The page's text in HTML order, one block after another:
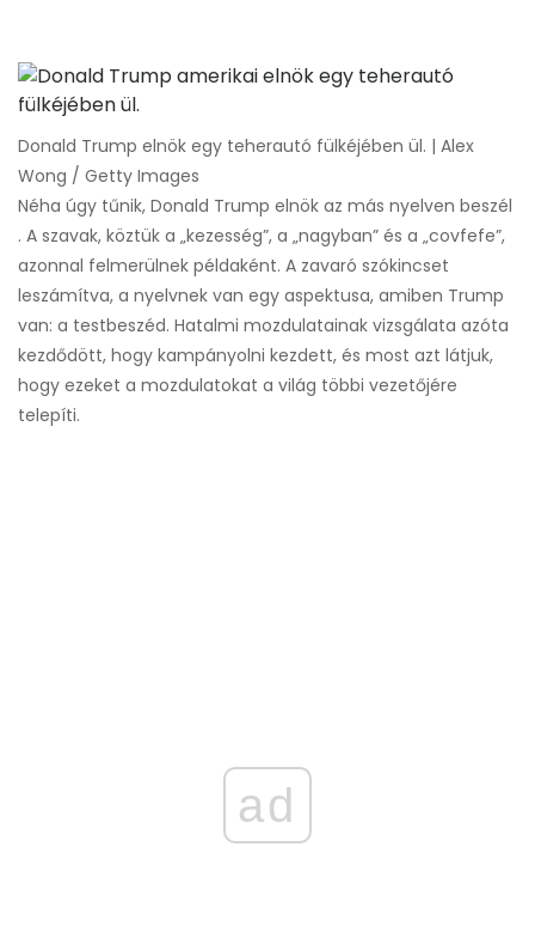
Donald Trump elnök egy teherautó fülkéjében ül. | Alex
Wong / Getty Images
Néha úgy tűnik, Donald Trump elnök az más nyelven beszél
. A szavak, köztük a „kezesség”, a „nagyban” és a „covfefe”,
azonnal felmerülnek példaként. A zavaró szókincset
leszámítva, a nyelvnek van egy aspektusa, amiben Trump
van: a testbeszéd. Hatalmi mozdulatainak vizsgálata azóta
kezdődött, hogy kampányolni kezdett, és most azt látjuk,
hogy ezeket a mozdulatokat a világ többi vezetőjére
telepíti.
ad